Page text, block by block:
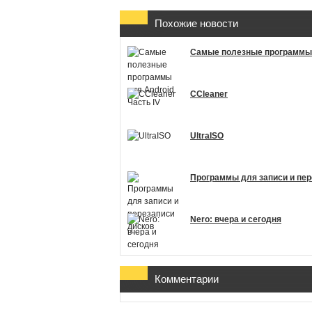
Похожие новости
Самые полезные программы
CCleaner
UltraISO
Программы для записи и
Nero: вчера и сегодня
Комментарии